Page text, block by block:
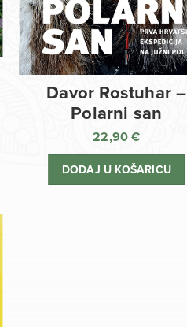
Davor Rostuhar –
Polarni san
22,90€
DODAJ U KOŠARICU